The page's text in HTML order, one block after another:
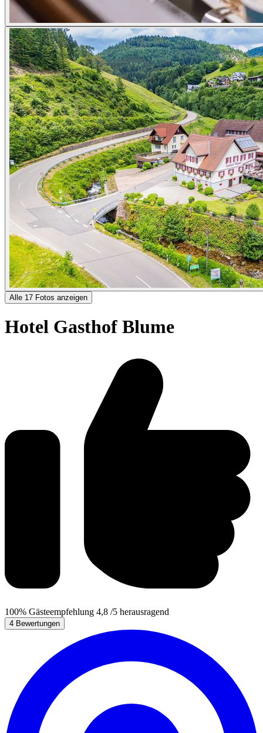
Alle 17 Fotos anzeigen
Hotel Gasthof Blume
100% Gästeempfehlung 4,8 /5 herausragend
4 Bewertungen